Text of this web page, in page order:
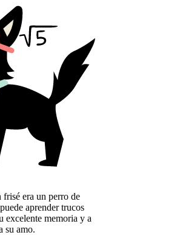
era un perro de
aprender trucos
excelente memoria y a
su amo.